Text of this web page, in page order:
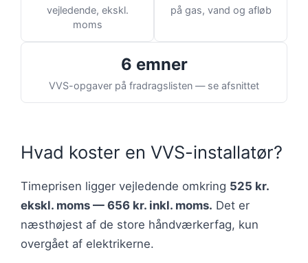
vejledende, ekskl.
moms
på gas, vand og afløb
6 emner
VVS-opgaver på fradragslisten — se afsnittet
Hvad koster en VVS-installatør?
Timeprisen ligger vejledende omkring 525 kr.
ekskl. moms — 656 kr. inkl. moms. Det er
næsthøjest af de store håndværkerfag, kun
overgået af elektrikerne.